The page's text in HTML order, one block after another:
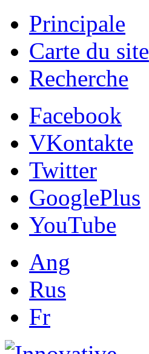
Principale
Carte du site
Recherche
Facebook
VKontakte
Twitter
GooglePlus
YouTube
Ang
Rus
Fr